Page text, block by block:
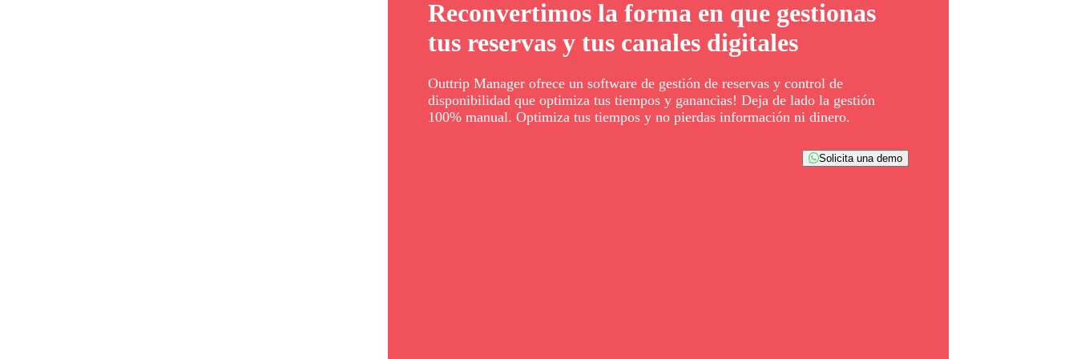
Reconvertimos la forma en que gestionas
tus reservas y tus canales digitales
Outtrip Manager ofrece un software de gestión de reservas y control de
disponibilidad que optimiza tus tiempos y ganancias! Deja de lado la gestión
100% manual. Optimiza tus tiempos y no pierdas información ni dinero.
Solicita una demo